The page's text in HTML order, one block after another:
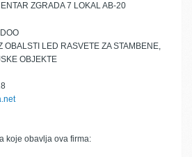
ZGRADA 7 LOKAL AB-20
OBALSTI LED RASVETE ZA STAMBENE,
OBJEKTE
koje obavlja ova firma: